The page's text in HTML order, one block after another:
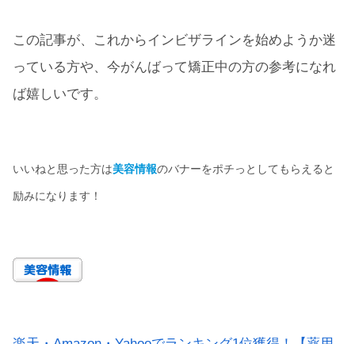
この記事が、これからインビザラインを始めようか迷
っている方や、今がんばって矯正中の方の参考になれ
ば嬉しいです。
いいねと思った方は美容情報のバナーをポチっとしてもらえると
励みになります！